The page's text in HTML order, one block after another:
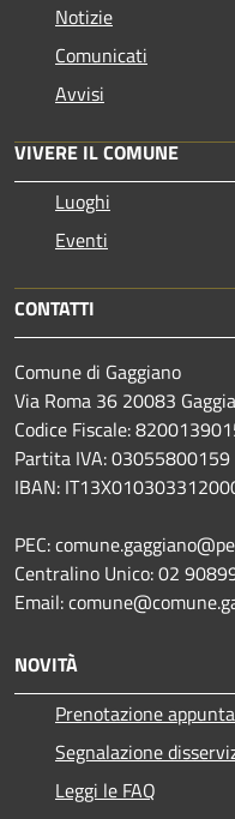
Notizie
Comunicati
Avvisi
VIVERE IL COMUNE
Luoghi
Eventi
CONTATTI
Comune di Gaggiano
Via Roma 36 20083
Codice Fiscale:
Partita IVA: 03055800159
IBAN:
PEC:
Centralino Unico: 02
Email:
NOVITÀ
Prenotazione
Segnalazione
Leggi le FAQ